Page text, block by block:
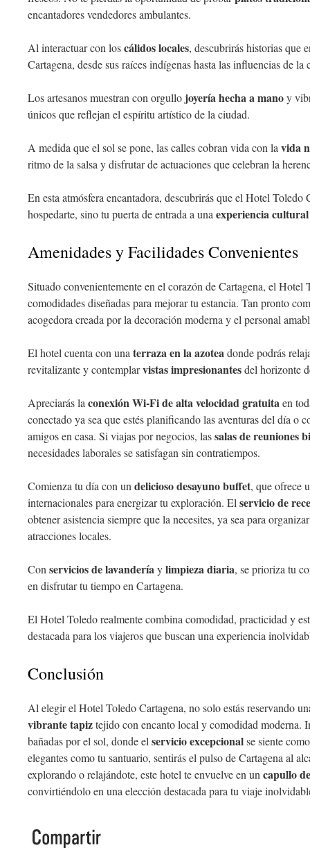
encantadores vendedores ambulantes.
Al interactuar con loscálidos locales, descubrirás historias que
Cartagena, desde sus raíces indígenas hasta las influencias de
Los artesanos muestran con orgullo joyería hecha a manoy
únicos que reflejan el espíritu artístico de la ciudad.
A medida que el sol se pone, las calles cobran vida con la vida
ritmo de la salsa y disfrutar de actuaciones que celebran la
En esta atmósfera encantadora, descubrirás que el Hotel Toledo
hospedarte, sino tu puerta de entrada a una experiencia
Amenidades y Facilidades Convenientes
Situado convenientemente en el corazón de Cartagena, el Hotel
comodidades diseñadas para mejorar tu estancia. Tan pronto
acogedora creada por la decoración moderna y el personal
El hotel cuenta con una terraza en la azoteadonde podrás
revitalizante y contemplarvistas impresionantesdel horizonte
Apreciarás la conexión Wi-Fi de alta velocidad gratuitaen
conectado ya sea que estés planificando las aventuras del día o
amigos en casa. Si viajas por negocios, lassalas de reuniones
necesidades laborales se satisfagan sin contratiempos.
Comienza tu día con un delicioso desayuno buffet, que ofrece
internacionales para energizar tu exploración. El servicio de
obtener asistencia siempre que la necesites, ya sea para
atracciones locales.
Con servicios de lavanderíaylimpieza diaria, se prioriza tu
en disfrutar tu tiempo en Cartagena.
El Hotel Toledo realmente combina comodidad, practicidad y
destacada para los viajeros que buscan una experiencia
Conclusión
Al elegir el Hotel Toledo Cartagena, no solo estás reservando
vibrante tapiztejido con encanto local y comodidad moderna.
bañadas por el sol, donde el servicio excepcionalse siente
elegantes como tu santuario, sentirás el pulso de Cartagena al
explorando o relajándote, este hotel te envuelve en un capullo
convirtiéndolo en una elección destacada para tu viaje